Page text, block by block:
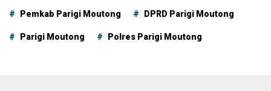
Pemkab Parigi Moutong DPRD Parigi Moutong
Parigi Moutong Polres Parigi Moutong